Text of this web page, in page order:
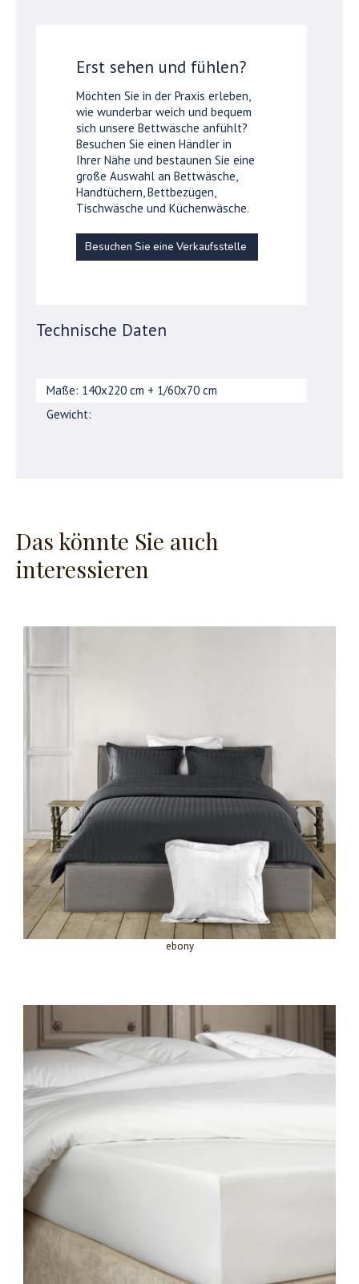
Erst sehen und fühlen?
Möchten Sie in der Praxis erleben,
wie wunderbar weich und bequem
sich unsere Bettwäsche anfühlt?
Besuchen Sie einen Händler in
Ihrer Nähe und bestaunen Sie eine
große Auswahl an Bettwäsche,
Handtüchern, Bettbezügen,
Tischwäsche und Küchenwäsche.
Besuchen Sie eine Verkaufsstelle
Technische Daten
Maße: 140x220 cm + 1/60x70 cm
Gewicht:
Das könnte Sie auch
interessieren
ebony